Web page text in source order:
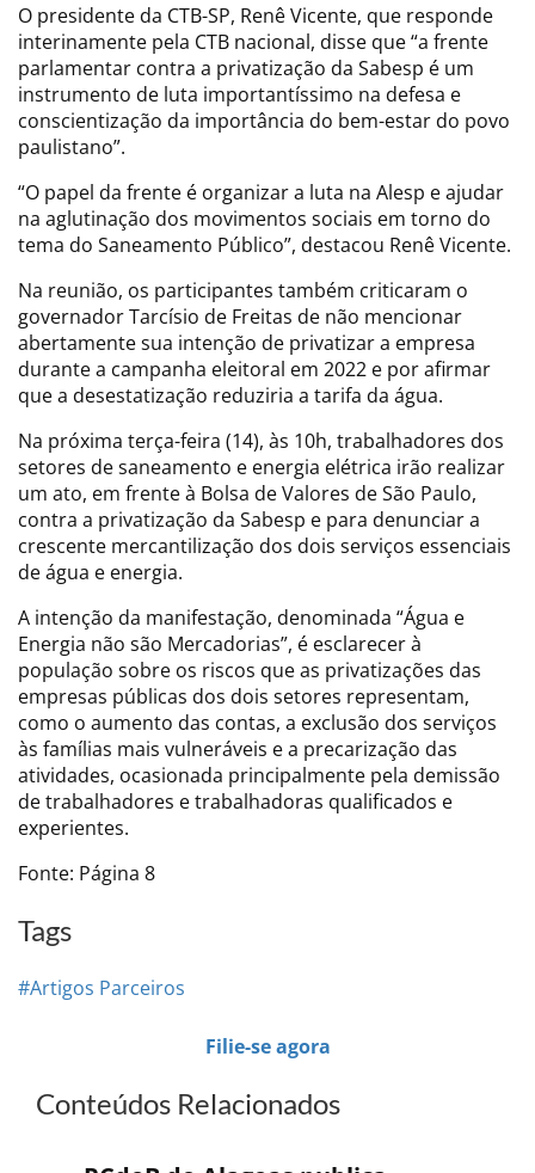
O presidente da CTB-SP, Renê Vicente, que responde
interinamente pela CTB nacional, disse que “a frente
parlamentar contra a privatização da Sabesp é um
instrumento de luta importantíssimo na defesa e
conscientização da importância do bem-estar do povo
paulistano”.
“O papel da frente é organizar a luta na Alesp e ajudar
na aglutinação dos movimentos sociais em torno do
tema do Saneamento Público”, destacou Renê Vicente.
Na reunião, os participantes também criticaram o
governador Tarcísio de Freitas de não mencionar
abertamente sua intenção de privatizar a empresa
durante a campanha eleitoral em 2022 e por afirmar
que a desestatização reduziria a tarifa da água.
Na próxima terça-feira (14), às 10h, trabalhadores dos
setores de saneamento e energia elétrica irão realizar
um ato, em frente à Bolsa de Valores de São Paulo,
contra a privatização da Sabesp e para denunciar a
crescente mercantilização dos dois serviços essenciais
de água e energia.
A intenção da manifestação, denominada “Água e
Energia não são Mercadorias”, é esclarecer à
população sobre os riscos que as privatizações das
empresas públicas dos dois setores representam,
como o aumento das contas, a exclusão dos serviços
às famílias mais vulneráveis e a precarização das
atividades, ocasionada principalmente pela demissão
de trabalhadores e trabalhadoras qualificados e
experientes.
Fonte: Página 8
Tags
#Artigos Parceiros
Filie-se agora
Conteúdos Relacionados